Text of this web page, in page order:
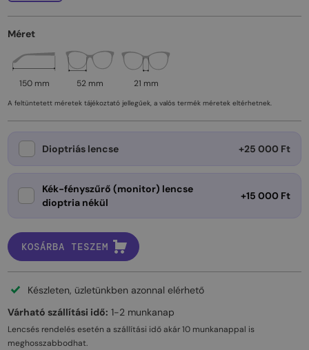
Méret
150 mm 52 mm 21 mm
A feltüntetett méretek tájékoztató jellegűek, a valós termék méretek eltérhetnek.
Dioptriás lencse +25 000 Ft
Kék-fényszűrő (monitor) lencse
dioptria nékül
+15 000 Ft
KOSÁRBA TESZEM
Készleten, üzletünkben azonnal elérhető
Várható szállítási idő: 1-2 munkanap
Lencsés rendelés esetén a szállítási idő akár10 munkanappal is
meghosszabbodhat.